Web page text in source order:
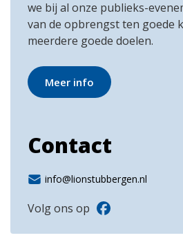
we bij al onze publieks-
van de opbrengst ten goede
meerdere goede doelen.
Meer info
Contact
info@lionstubbergen.nl
Volg ons op